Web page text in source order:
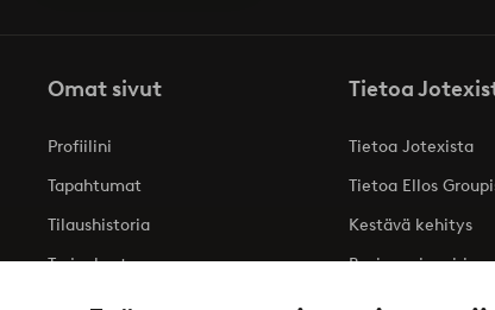
Omat sivut
Profiilini
Tapahtumat
Tilaushistoria
Tarjoukset
Tietoa
Tietoa Jotexista
Tietoa Ellos
Kestävä kehitys
Business inquiries